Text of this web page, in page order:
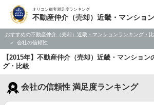
オリコン顧客満足度ランキング
不動産仲介（売却）近畿・マンション
おすすめの不動産仲介（売却）近畿・マンションランキング・
会社の信頼性
【2015年】不動産仲介（売却）近畿・マンショ
グ・比較
会社の信頼性 満足度ランキング